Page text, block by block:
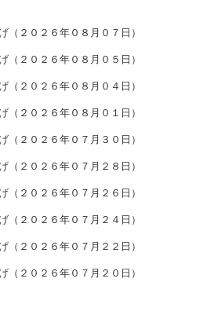
（２０２６年０８月０７日）
（２０２６年０８月０５日）
（２０２６年０８月０４日）
（２０２６年０８月０１日）
（２０２６年０７月３０日）
（２０２６年０７月２８日）
（２０２６年０７月２６日）
（２０２６年０７月２４日）
（２０２６年０７月２２日）
（２０２６年０７月２０日）